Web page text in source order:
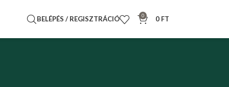
BELÉPÉS / REGISZTRÁCIÓ 0 0 FT